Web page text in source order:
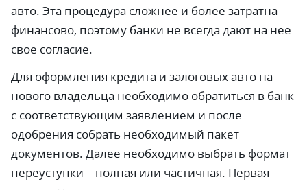
авто. Эта процедура сложнее и более затратна
финансово, поэтому банки не всегда дают на нее
свое согласие.
Для оформления кредита и залоговых авто на
нового владельца необходимо обратиться в банк
с соответствующим заявлением и после
одобрения собрать необходимый пакет
документов. Далее необходимо выбрать формат
переуступки – полная или частичная. Первая